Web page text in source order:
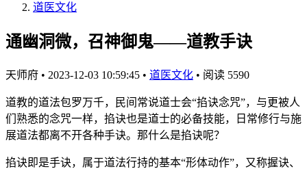
道医文化
通幽洞微，召神御鬼——道教手诀
天师府 • 2023-12-03 10:59:45 • 道医文化 • 阅读 5590
道教的道法包罗万千，民间常说道士会“掐诀念咒”，与更被人
们熟悉的念咒一样，掐诀也是道士的必备技能，日常修行与施
展道法都离不开各种手诀。那什么是掐诀呢？
掐诀即是手诀，属于道法行持的基本“形体动作”，又称握诀、